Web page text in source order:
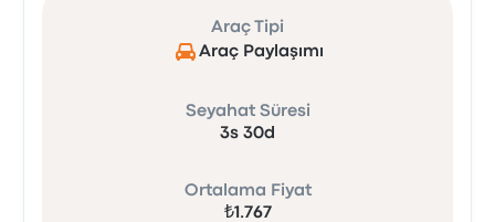
Araç Tipi
Araç Paylaşımı
Seyahat Süresi
3s 30d
Ortalama Fiyat
₺1.767